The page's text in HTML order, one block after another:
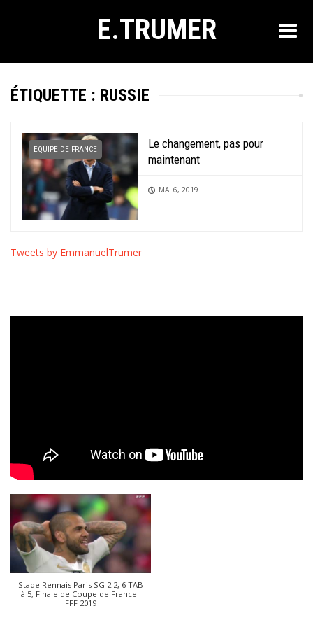
E.TRUMER
ÉTIQUETTE : RUSSIE
EQUIPE DE FRANCE
Le changement, pas pour
maintenant
MAI 6, 2019
Tweets by EmmanuelTrumer
Stade Rennais Paris SG 2 2, 6 TAB
à 5, Finale de Coupe de France I
FFF 2019